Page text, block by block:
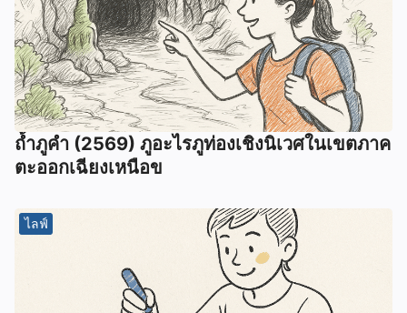
ถ้ำภูคำ (2569) ภูอะไรภูท่องเชิงนิเวศในเขตภาค
ตะออกเฉียงเหนือข
ไลฟ์